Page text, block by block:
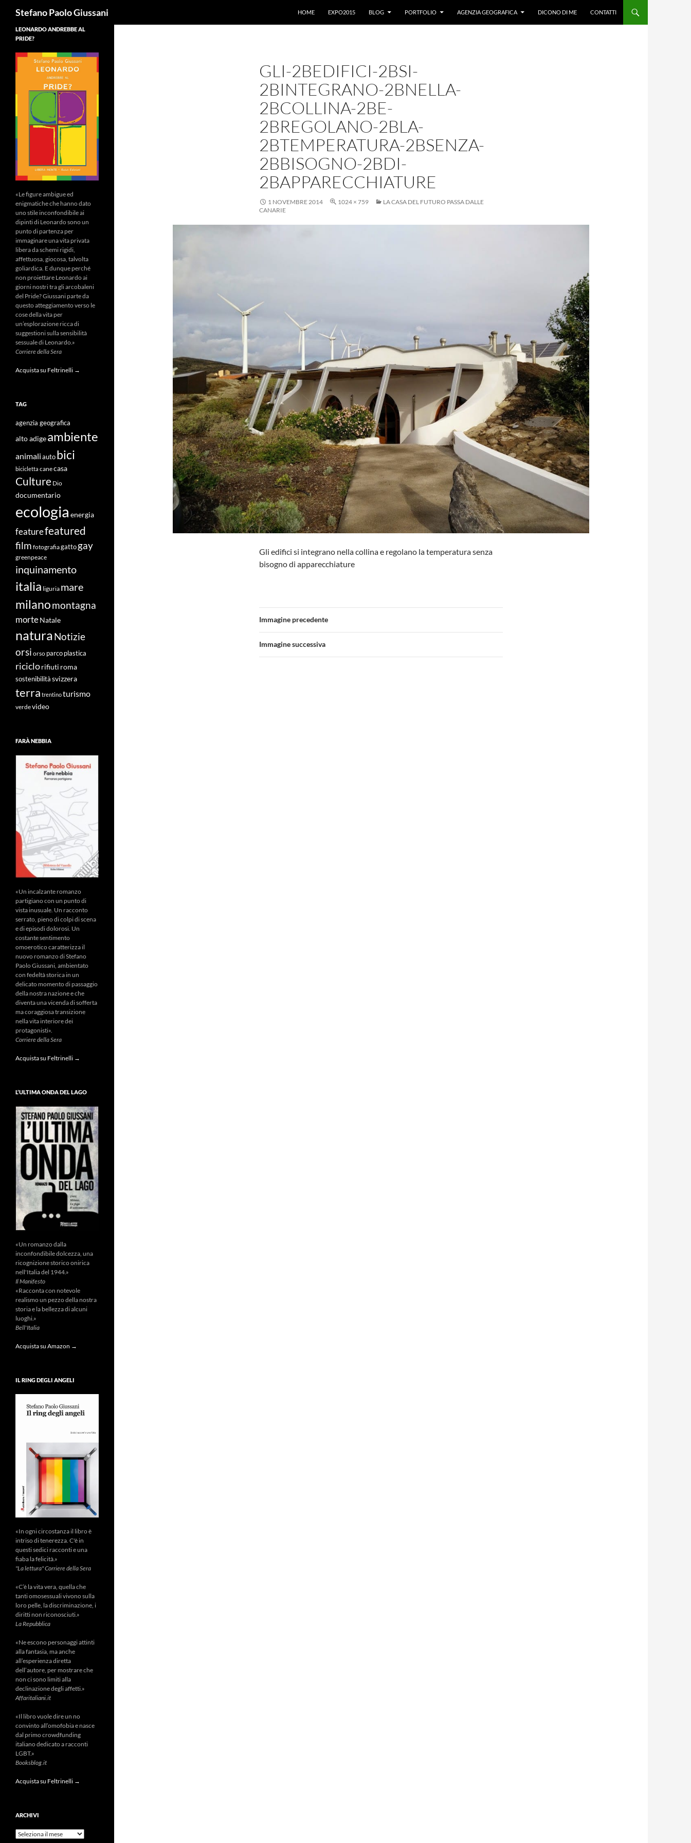
Stefano Paolo Giussani
HOME
EXPO2015 BLOG PORTFOLIO AGENZIA GEOGRAFICA DICONO DI ME CONTATTI
GLI-2BEDIFICI-2BSI-
2BINTEGRANO-2BNELLA-
2BCOLLINA-2BE-
2BREGOLANO-2BLA-
2BTEMPERATURA-2BSENZA-
2BBISOGNO-2BDI-
2BAPPARECCHIATURE
1 NOVEMBRE 2014 1024 × 759
LA CASA DEL FUTURO PASSA DALLE
CANARIE
Gli edifici si integrano nella collina e regolano la temperatura senza
bisogno di apparecchiature
Immagine precedente
Immagine successiva
LEONARDO ANDREBBE AL
PRIDE?
«Le figure ambigue ed
enigmatiche che hanno dato
uno stile inconfondibile ai
dipinti di Leonardo sono un
punto di partenza per
immaginare una vita privata
libera da schemi rigidi,
affettuosa, giocosa, talvolta
goliardica. E dunque perché
non proiettare Leonardo ai
giorni nostri tra gli arcobaleni
del Pride? Giussani parte da
questo atteggiamento verso le
cose della vita per
un’esplorazione ricca di
suggestioni sulla sensibilità
sessuale di Leonardo.»
Corriere della Sera
Acquista su Feltrinelli →
TAG
agenzia geografica
alto adigeambiente
animali auto bici
bicicletta canecasa
Culture Dio
documentario
ecologia energia
featurefeatured
film fotografiagatto gay
greenpeace
inquinamento
italia liguria mare
milanomontagna
morteNatale
naturaNotizie
orsi orso parco plastica
riciclorifiuti roma
sostenibilità svizzera
terra trentinoturismo
verdevideo
FARÀ NEBBIA
«Un incalzante romanzo
partigiano con un punto di
vista inusuale. Un racconto
serrato, pieno di colpi di scena
e di episodi dolorosi. Un
costante sentimento
omoerotico caratterizza il
nuovo romanzo di Stefano
Paolo Giussani, ambientato
con fedeltà storica in un
delicato momento di passaggio
della nostra nazione e che
diventa una vicenda di sofferta
ma coraggiosa transizione
nella vita interiore dei
protagonisti».
Corriere della Sera
Acquista su Feltrinelli →
L’ULTIMA ONDA DEL LAGO
«Un romanzo dalla
inconfondibile dolcezza, una
ricognizione storico onirica
nell'Italia del 1944.»
Il Manifesto
«Racconta con notevole
realismo un pezzo della nostra
storia e la bellezza di alcuni
luoghi.»
Bell'Italia
Acquista su Amazon →
IL RING DEGLI ANGELI
«In ogni circostanza il libro è
intriso di tenerezza. C'è in
questi sedici racconti e una
fiaba la felicità.»
"La lettura" Corriere della Sera
«C’è la vita vera, quella che
tanti omosessuali vivono sulla
loro pelle, la discriminazione, i
diritti non riconosciuti.»
La Repubblica
«Ne escono personaggi attinti
alla fantasia, ma anche
all’esperienza diretta
dell’autore, per mostrare che
non ci sono limiti alla
declinazione degli affetti.»
Affaritaliani.it
«Il libro vuole dire un no
convinto all’omofobia e nasce
dal primo crowdfunding
italiano dedicato a racconti
LGBT.»
Booksblog.it
Acquista su Feltrinelli →
ARCHIVI
Archivi